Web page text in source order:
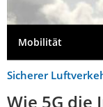
Mobilität
Sicherer
Wie 5G die